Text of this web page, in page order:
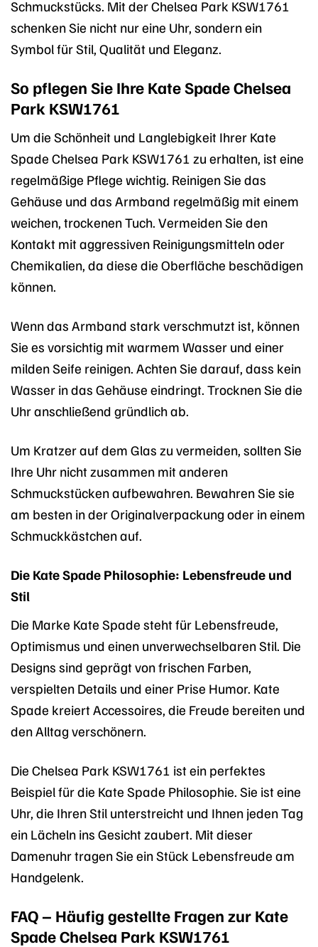
Schmuckstücks. Mit der Chelsea Park KSW1761
schenken Sie nicht nur eine Uhr, sondern ein
Symbol für Stil, Qualität und Eleganz.
So pflegen Sie Ihre Kate Spade Chelsea
Park KSW1761
Um die Schönheit und Langlebigkeit Ihrer Kate
Spade Chelsea Park KSW1761 zu erhalten, ist eine
regelmäßige Pflege wichtig. Reinigen Sie das
Gehäuse und das Armband regelmäßig mit einem
weichen, trockenen Tuch. Vermeiden Sie den
Kontakt mit aggressiven Reinigungsmitteln oder
Chemikalien, da diese die Oberfläche beschädigen
können.
Wenn das Armband stark verschmutzt ist, können
Sie es vorsichtig mit warmem Wasser und einer
milden Seife reinigen. Achten Sie darauf, dass kein
Wasser in das Gehäuse eindringt. Trocknen Sie die
Uhr anschließend gründlich ab.
Um Kratzer auf dem Glas zu vermeiden, sollten Sie
Ihre Uhr nicht zusammen mit anderen
Schmuckstücken aufbewahren. Bewahren Sie sie
am besten in der Originalverpackung oder in einem
Schmuckkästchen auf.
Die Kate Spade Philosophie: Lebensfreude und
Stil
Die Marke Kate Spade steht für Lebensfreude,
Optimismus und einen unverwechselbaren Stil. Die
Designs sind geprägt von frischen Farben,
verspielten Details und einer Prise Humor. Kate
Spade kreiert Accessoires, die Freude bereiten und
den Alltag verschönern.
Die Chelsea Park KSW1761 ist ein perfektes
Beispiel für die Kate Spade Philosophie. Sie ist eine
Uhr, die Ihren Stil unterstreicht und Ihnen jeden Tag
ein Lächeln ins Gesicht zaubert. Mit dieser
Damenuhr tragen Sie ein Stück Lebensfreude am
Handgelenk.
FAQ – Häufig gestellte Fragen zur Kate
Spade Chelsea Park KSW1761